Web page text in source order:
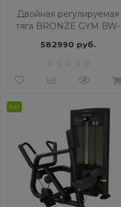
Двойная регулируемая
тяга BRONZE GYM BW-
582990 руб.
Хит